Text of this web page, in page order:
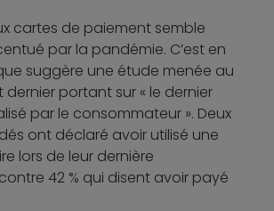
cartes de paiement semble
par la pandémie. C’est en
suggère une étude menée au
dernier portant sur « le dernier
par le consommateur ». Deux
ont déclaré avoir utilisé une
lors de leur dernière
42 % qui disent avoir payé